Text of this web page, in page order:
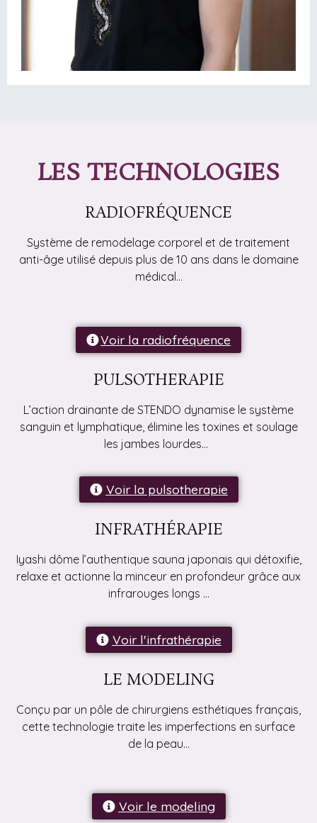
LES TECHNOLOGIES
RADIOFRÉQUENCE
Système de remodelage corporel et de traitement
anti-âge utilisé depuis plus de 10 ans dans le domaine
médical…
Voir la radiofréquence
PULSOTHERAPIE
L’action drainante de STENDO dynamise le système
sanguin et lymphatique, élimine les toxines et soulage
les jambes lourdes…
Voir la pulsotherapie
INFRATHÉRAPIE
Iyashi dôme l’authentique sauna japonais qui détoxifie,
relaxe et actionne la minceur en profondeur grâce aux
infrarouges longs …
Voir l'infrathérapie
LE MODELING
Conçu par un pôle de chirurgiens esthétiques français,
cette technologie traite les imperfections en surface
de la peau…
Voir le modeling